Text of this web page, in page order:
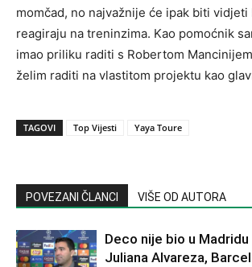
momčad, no najvažnije će ipak biti vidjeti
reagiraju na treninzima. Kao pomoćnik
imao priliku raditi s Robertom
želim raditi na vlastitom projektu kao
TAGOVI Top Vijesti Yaya Toure
POVEZANI ČLANCI VIŠE OD AUTORA
Deco nije bio u
Juliana Alvareza,